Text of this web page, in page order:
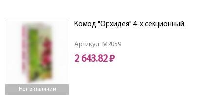
Нет в наличии
Артикул: M2059
Комод "Орхидея" 4-х секционный
2 643.82 ₽